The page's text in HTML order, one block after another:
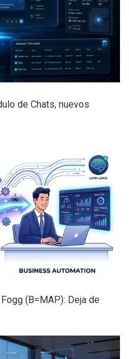
de Chats, nuevos
(B=MAP): Deja de